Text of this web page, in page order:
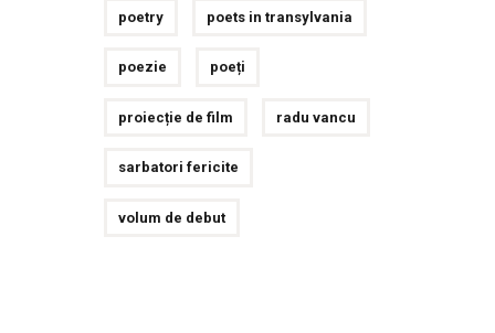
poetry poets in transylvania
poezie poeți
proiecție de film radu vancu
sarbatori fericite
volum de debut